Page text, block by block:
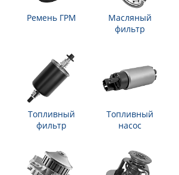
Ремень ГРМ
Масляный
фильтр
Топливный
фильтр
Топливный
насос